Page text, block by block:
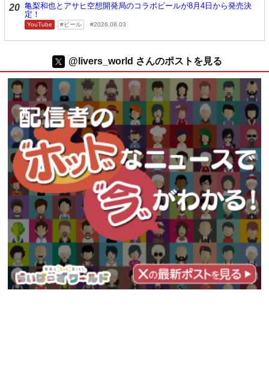
20 亀梨和也とアサヒ空想開発局のコラボビールが8月4日から発売決
定！
YouTube ビール 2026.08.03
@livers_world さんのポストを見る